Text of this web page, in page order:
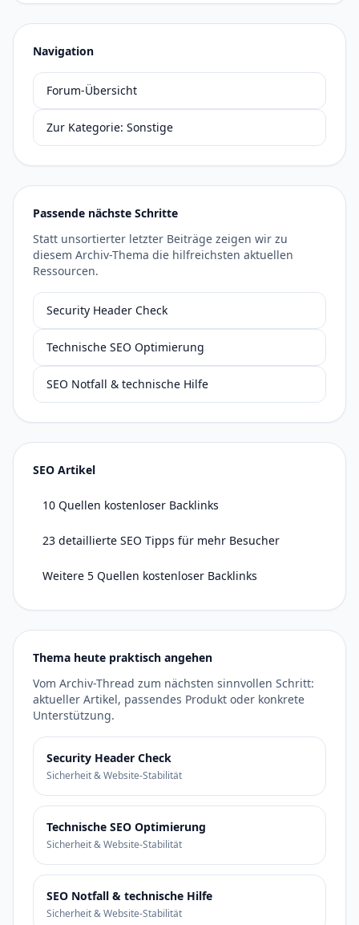
Navigation
Forum-Übersicht
Zur Kategorie: Sonstige
Passende nächste Schritte
Statt unsortierter letzter Beiträge zeigen wir zu
diesem Archiv-Thema die hilfreichsten aktuellen
Ressourcen.
Security Header Check
Technische SEO Optimierung
SEO Notfall & technische Hilfe
SEO Artikel
10 Quellen kostenloser Backlinks
23 detaillierte SEO Tipps für mehr Besucher
Weitere 5 Quellen kostenloser Backlinks
Thema heute praktisch angehen
Vom Archiv-Thread zum nächsten sinnvollen Schritt:
aktueller Artikel, passendes Produkt oder konkrete
Unterstützung.
Security Header Check
Sicherheit & Website-Stabilität
Technische SEO Optimierung
Sicherheit & Website-Stabilität
SEO Notfall & technische Hilfe
Sicherheit & Website-Stabilität